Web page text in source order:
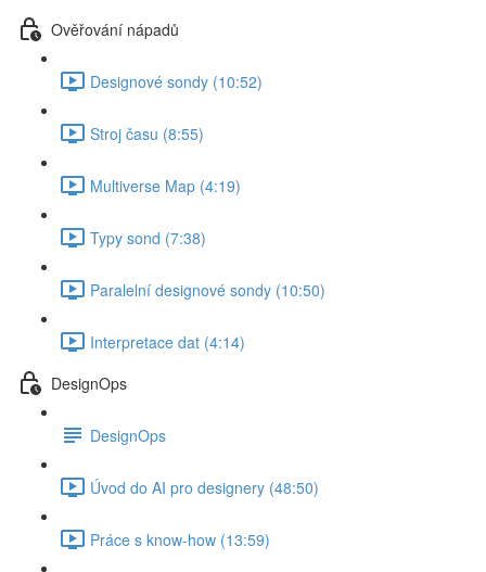
Ověřování nápadů
Designové sondy (10:52)
Stroj času (8:55)
Multiverse Map (4:19)
Typy sond (7:38)
Paralelní designové sondy (10:50)
Interpretace dat (4:14)
DesignOps
DesignOps
Úvod do AI pro designery (48:50)
Práce s know-how (13:59)